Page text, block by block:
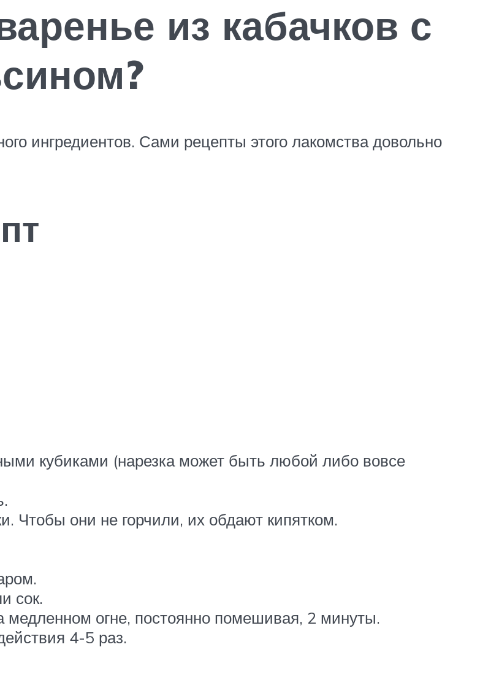
из кабачков с
ингредиентов. Сами рецепты этого лакомства довольно
кубиками (нарезка может быть любой либо вовсе
Чтобы они не горчили, их обдают кипятком.
сок.
огне, постоянно помешивая, 2 минуты.
4-5 раз.